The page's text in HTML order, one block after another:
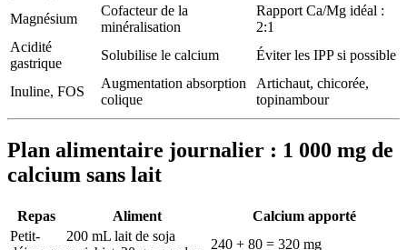
Magnésium
Cofacteur de la
minéralisation
Rapport Ca/Mg idéal :
2:1
Acidité
gastrique
Solubilise le calcium Éviter les IPP si possible
Inuline, FOS
Augmentation absorption
colique
Artichaut, chicorée,
topinambour
Plan alimentaire journalier : 1 000 mg de
calcium sans lait
Repas Aliment
Calcium apporté
Petit-
200 mL lait de soja
240 + 80 = 320 mg